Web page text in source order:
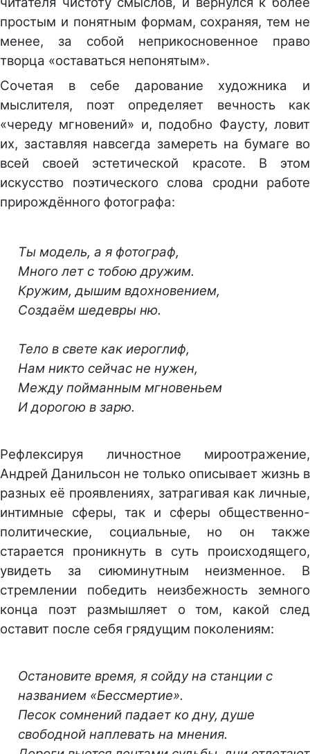
простым и понятным формам, сохраняя, тем не
менее, за собой неприкосновенное право
творца «оставаться непонятым».
Сочетая в себе дарование художника и
мыслителя, поэт определяет вечность как
«череду мгновений» и, подобно Фаусту, ловит
их, заставляя навсегда замереть на бумаге во
всей своей эстетической красоте. В этом
искусство поэтического слова сродни работе
прирождённого фотографа:
Ты модель, а я фотограф,
Много лет с тобою дружим.
Кружим, дышим вдохновением,
Создаём шедевры ню.
Тело в свете как иероглиф,
Нам никто сейчас не нужен,
Между пойманным мгновеньем
И дорогою в зарю.
Рефлексируя личностное мироотражение,
Андрей Данильсон не только описывает жизнь в
разных её проявлениях, затрагивая как личные,
интимные сферы, так и сферы общественно-
политические, социальные, но он также
старается проникнуть в суть происходящего,
увидеть за сиюминутным неизменное. В
стремлении победить неизбежность земного
конца поэт размышляет о том, какой след
оставит после себя грядущим поколениям:
Остановите время, я сойду на станции с
названием «Бессмертие».
Песок сомнений падает ко дну, душе
свободной наплевать на мнения.